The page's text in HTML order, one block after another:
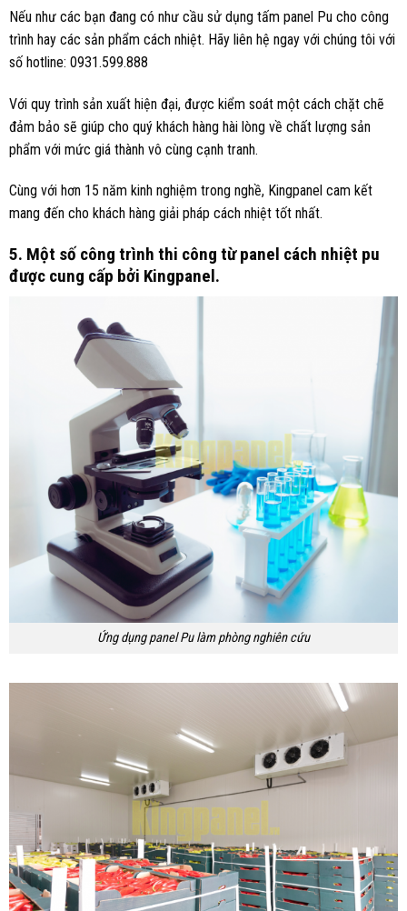
Nếu như các bạn đang có như cầu sử dụng tấm panel Pu cho công
trình hay các sản phẩm cách nhiệt. Hãy liên hệ ngay với chúng tôi với
số hotline: 0931.599.888
Với quy trình sản xuất hiện đại, được kiểm soát một cách chặt chẽ
đảm bảo sẽ giúp cho quý khách hàng hài lòng về chất lượng sản
phẩm với mức giá thành vô cùng cạnh tranh.
Cùng với hơn 15 năm kinh nghiệm trong nghề, Kingpanel cam kết
mang đến cho khách hàng giải pháp cách nhiệt tốt nhất.
5. Một số công trình thi công từ panel cách nhiệt pu
được cung cấp bởi Kingpanel.
Ứng dụng panel Pu làm phòng nghiên cứu